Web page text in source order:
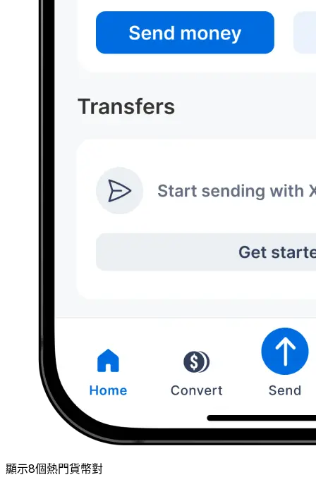
顯示8個熱門貨幣對